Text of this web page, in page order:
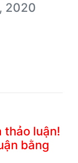
2020
thảo luận!
bằng